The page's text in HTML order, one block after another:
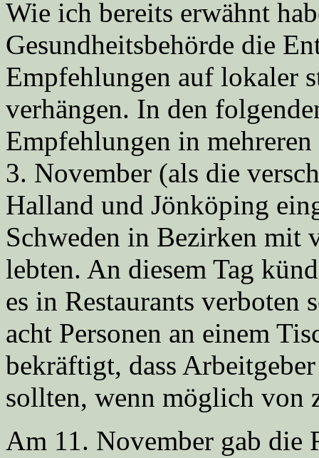
Wie ich bereits erwähnt
Gesundheitsbehörde die
Empfehlungen auf lokaler
verhängen. In den
Empfehlungen in
3. November (als die
Halland und Jönköping
Schweden in Bezirken mit
lebten. An diesem Tag
es in Restaurants verboten
acht Personen an einem
bekräftigt, dass
sollten, wenn möglich von
Am 11. November gab die